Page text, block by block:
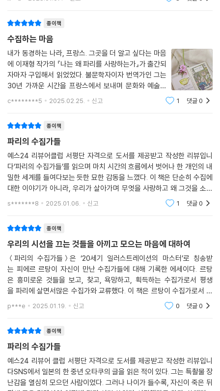
---「어떤 기쁨」중에서
종이책
수집하는 마음
내가 동경하는 나라, 프랑스. 그곳을 더 알고 싶다는 마음
에 이재형 작가의 『나는 왜 파리를 사랑하는가』가 출간되
자마자 구입해서 읽었었다. 불문학자이자 번역가인 그는
30년 가까운 시간을 프랑스에서 보내며 문화와 예술의
현장을 직접 답사하고, 예술가들의 삶의 흔적을 풍성하게
c********5 2025.02.25. 신고 1 댓글0
종이책
파리의 수집가들
예스24 리뷰어클럽 서평단 자격으로 도서를 제공받고 작성한 리뷰입니
다‘파리의 수집가들’를 읽으며 마치 시간의 흐름에서 벗어나 한 개인의 내
밀한 세계를 들여다보는 듯한 묘한 감동을 느꼈다. 이 책은 단순히 수집에
대한 이야기가 아니라, 우리가 살아가며 무엇을 사랑하고 왜 그것을 소유
하려 하는지를 찬찬히 되묻는다.피에르 르탕은 일러스트레이터로서의 화
s*******8 2025.01.06. 신고 1 댓글0
종이책
우리의 시선을 끄는 것들을 아끼고 모으는 마음에 대하여
＜파리의 수집가들＞은 ‘20세기 일러스트레이션의 마스터’로 칭송받
는 피에르 르탕이 자신이 만난 수집가들에 대해 기록한 에세이다. 르탕
은 흥미로운 것들을 보고, 찾고, 욕망하고, 획득하는 수집가로서 평생
을 파리에 살면서많은 수집가와 교류했다. 이 책은 르탕이 수집가로서 기
록한 유일한 회고록이자, 직접 그리고 쓴 마지막 책이다. 피에르 르탕 자
신을 포함하여 총 20명의 수집
p***e 2025.01.19. 신고 0 댓글0
종이책
파리의 수집가들
예스24 리뷰어 클럽 서평단 자격으로 도서를 제공받고 작성한 리뷰입니
다SNS에서 일본의 한 중년 오타쿠의 글을 읽은 적이 있다. 그는 특촬물 장
난감을 열심히 모으던 사람이었다. 그러나 나이가 들수록, 자신이 죽은 뒤